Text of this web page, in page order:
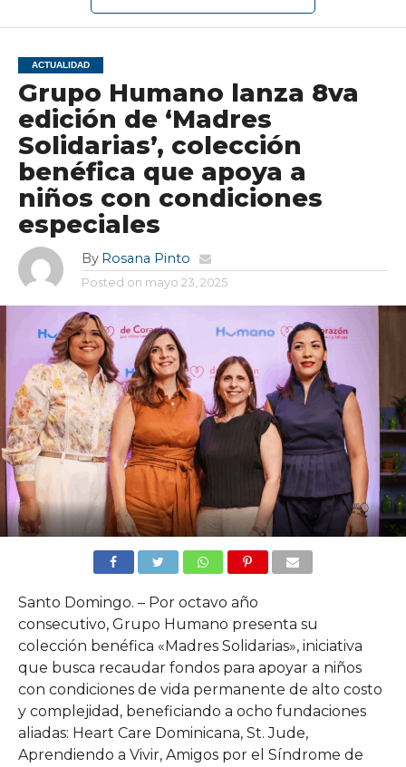
ACTUALIDAD
Grupo Humano lanza 8va
edición de ‘Madres
Solidarias’, colección
benéfica que apoya a
niños con condiciones
especiales
By Rosana Pinto
Posted on mayo 23, 2025
Santo Domingo. – Por octavo año
consecutivo, Grupo Humano presenta su
colección benéfica «Madres Solidarias», iniciativa
que busca recaudar fondos para apoyar a niños
con condiciones de vida permanente de alto costo
y complejidad, beneficiando a ocho fundaciones
aliadas: Heart Care Dominicana, St. Jude,
Aprendiendo a Vivir, Amigos por el Síndrome de